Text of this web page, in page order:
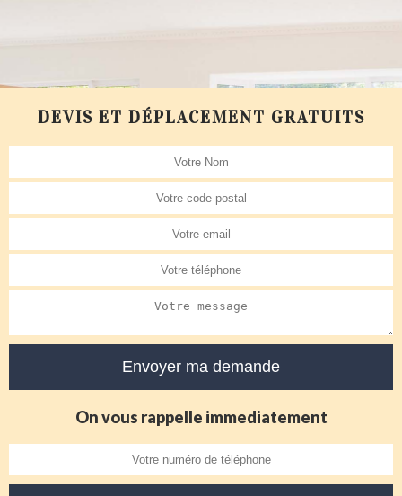
DEVIS ET DÉPLACEMENT GRATUITS
On vous rappelle immediatement